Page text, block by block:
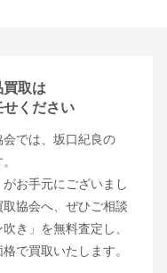
取は
ください
では、坂口紀良の
お手元にございまし
協会へ、ぜひご相談
き」を無料査定し、
で買取いたします。